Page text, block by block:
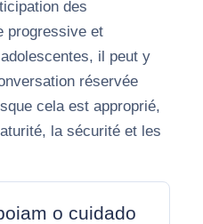
des
progressive et
il peut y
réservée
cela est approprié,
la sécurité et les
o cuidado